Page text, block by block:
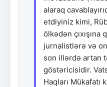
alaraq
etdiyiniz kimi,
ölkədən çıxışına
jurnalistlərə və
son illərdə artan
göstəricisidir.
Haqları Mükafatı